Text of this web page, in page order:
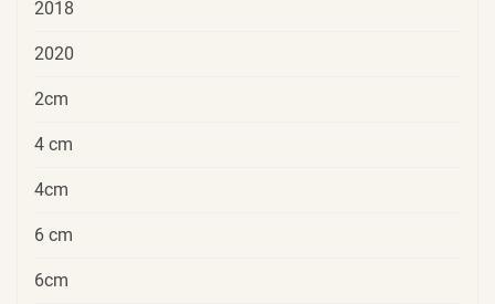
2018
2020
2cm
4 cm
4cm
6 cm
6cm